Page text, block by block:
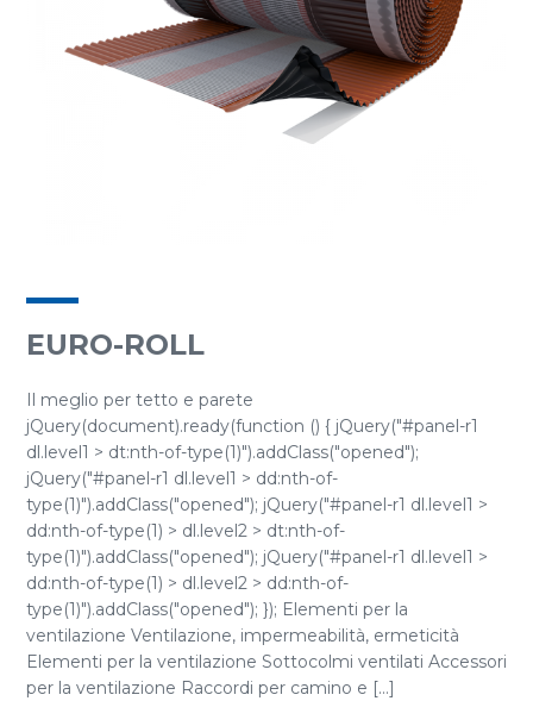
EURO-ROLL
Il meglio per tetto e parete
jQuery(document).ready(function () { jQuery("#panel-r1
dl.level1 > dt:nth-of-type(1)").addClass("opened");
jQuery("#panel-r1 dl.level1 > dd:nth-of-
type(1)").addClass("opened"); jQuery("#panel-r1 dl.level1 >
dd:nth-of-type(1) > dl.level2 > dt:nth-of-
type(1)").addClass("opened"); jQuery("#panel-r1 dl.level1 >
dd:nth-of-type(1) > dl.level2 > dd:nth-of-
type(1)").addClass("opened"); }); Elementi per la
ventilazione Ventilazione, impermeabilità, ermeticità
Elementi per la ventilazione Sottocolmi ventilati Accessori
per la ventilazione Raccordi per camino e [...]